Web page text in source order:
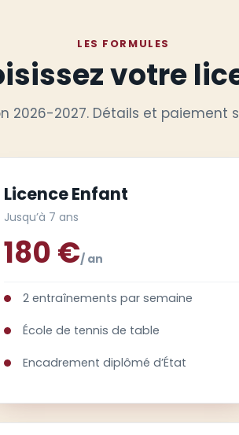
LES FORMULES
votre
2026-2027. Détails et paiement
Licence Enfant
Jusqu’à 7 ans
180 €/ an
2 entraînements par semaine
École de tennis de table
Encadrement diplômé d’État